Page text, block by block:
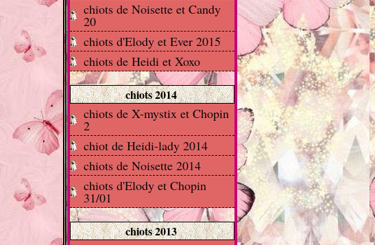
chiots de Noisette et Candy
20
chiots d'Elody et Ever 2015
chiots de Heidi et Xoxo
chiots 2014
chiots de X-mystix et Chopin
2
chiot de Heidi-lady 2014
chiots de Noisette 2014
chiots d'Elody et Chopin
31/01
chiots 2013